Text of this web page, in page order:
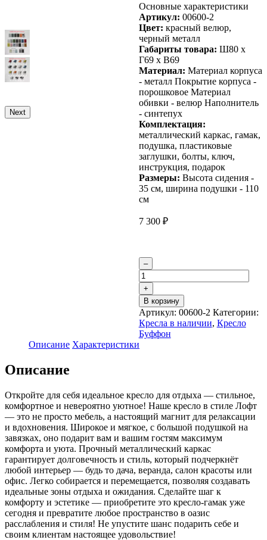
Next
Основные характеристики
Артикул: 00600-2
Цвет: красный велюр,
черный металл
Габариты товара: Ш80 х
Г69 х В69
Материал: Материал корпуса
- металл Покрытие корпуса -
порошковое Материал
обивки - велюр Наполнитель
- синтепух
Комплектация:
металлический каркас, гамак,
подушка, пластиковые
заглушки, болты, ключ,
инструкция, подарок
Размеры: Высота сидения -
35 см, ширина подушки - 110
см
7 300 ₽
– Количество
товара
Кресло
для
отдыха
"Буффон"
велюр
красный
+
В корзину
Артикул: 00600-2 Категории:
Кресла в наличии, Кресло
Буффон
Описание Характеристики
Описание
Откройте для себя идеальное кресло для отдыха — стильное,
комфортное и невероятно уютное! Наше кресло в стиле Лофт
— это не просто мебель, а настоящий магнит для релаксации
и вдохновения. Широкое и мягкое, с большой подушкой на
завязках, оно подарит вам и вашим гостям максимум
комфорта и уюта. Прочный металлический каркас
гарантирует долговечность и стиль, который подчеркнёт
любой интерьер — будь то дача, веранда, салон красоты или
офис. Легко собирается и перемещается, позволяя создавать
идеальные зоны отдыха и ожидания. Сделайте шаг к
комфорту и эстетике — приобретите это кресло-гамак уже
сегодня и превратите любое пространство в оазис
расслабления и стиля! Не упустите шанс подарить себе и
своим клиентам настоящее удовольствие!